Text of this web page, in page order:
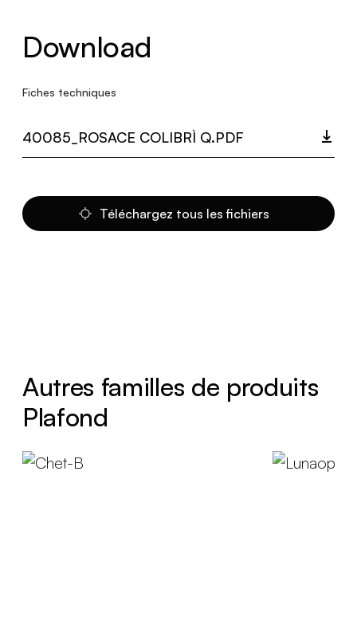
Download
Fiches techniques
40085_ROSACE COLIBRÌ Q.PDF
Téléchargez tous les fichiers
Autres familles de produits
Plafond